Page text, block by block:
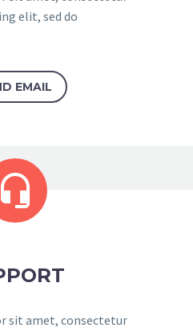
elit, sed do
EMAIL


sit amet, consectetur